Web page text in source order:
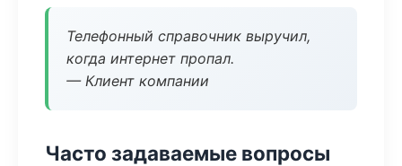
Телефонный справочник выручил,
когда интернет пропал.
— Клиент компании
Часто задаваемые вопросы